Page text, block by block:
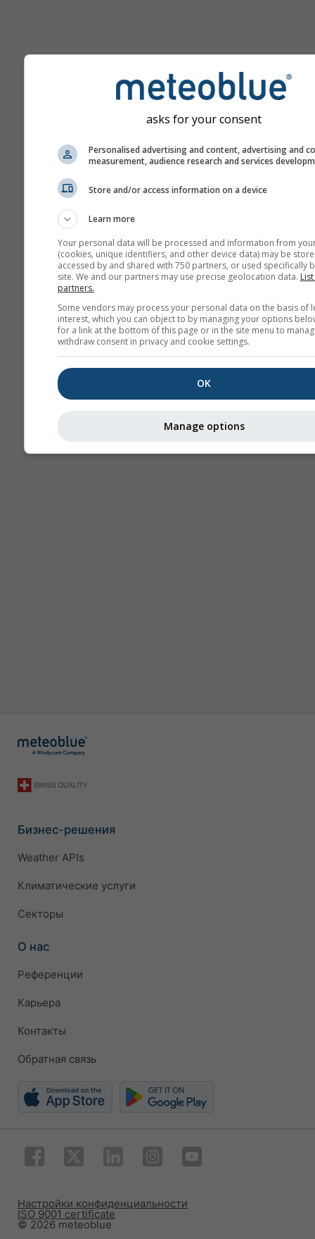
Помощь
AIR
Бизнес-решения
Weather APIs
Климатические услуги
Секторы
О нас
Референции
Карьера
Контакты
Обратная связь
© 2026 meteoblue
ISO 9001 certificate
Настройки конфиденциальности
asks for your consent
Personalised advertising and content, advertising and
measurement, audience research and services
Store and/or access information on a device
Learn more
Your personal data will be processed and information from
(cookies, unique identifiers, and other device data) may be
accessed by and shared with 750 partners, or used specifically
site. We and our partners may use precise geolocation data.
partners.
Some vendors may process your personal data on the basis of
interest, which you can object to by managing your options
for a link at the bottom of this page or in the site menu to
withdraw consent in privacy and cookie settings.
OK
Manage options